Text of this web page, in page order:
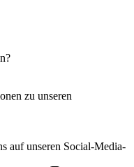
zu unseren
auf unseren Social-Media-